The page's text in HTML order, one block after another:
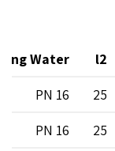
l2
Water
25
PN 16
25
PN 16